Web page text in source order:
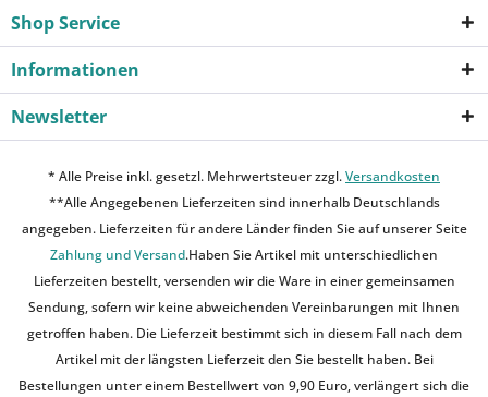
Shop Service
Informationen
Newsletter
* Alle Preise inkl. gesetzl. Mehrwertsteuer zzgl.Versandkosten
**Alle Angegebenen Lieferzeiten sind innerhalb Deutschlands
angegeben. Lieferzeiten für andere Länder finden Sie auf unserer Seite
Zahlung und Versand.Haben Sie Artikel mit unterschiedlichen
Lieferzeiten bestellt, versenden wir die Ware in einer gemeinsamen
Sendung, sofern wir keine abweichenden Vereinbarungen mit Ihnen
getroffen haben. Die Lieferzeit bestimmt sich in diesem Fall nach dem
Artikel mit der längsten Lieferzeit den Sie bestellt haben. Bei
Bestellungen unter einem Bestellwert von 9,90 Euro, verlängert sich die